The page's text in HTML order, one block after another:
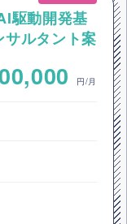
駆動開発基
ルタント案
円/月